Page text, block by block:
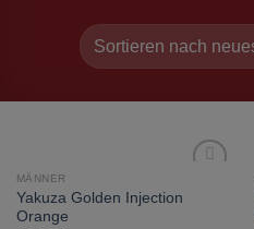
Wunschliste
MÄNNER
Yakuza Golden Injection
Orange